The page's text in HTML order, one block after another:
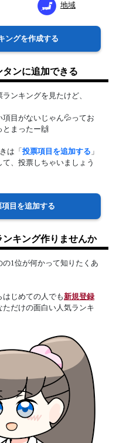
地域
ングを作成する
タンに追加できる
ンキングを見たけど、
項目がないじゃん💦ってお
とまったー🙌
は「投票項目を追加する 」
、投票しちゃいましょう
項目を追加する
ンキング作りませんか
の1位が何かって知りたくあ
はじめての人でも新規登録
ただけの面白い人気ランキ